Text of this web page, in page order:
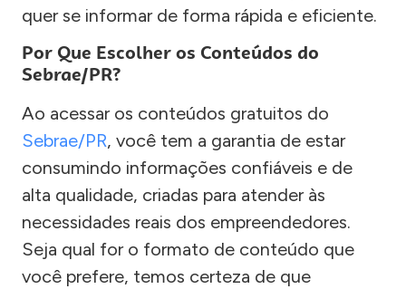
quer se informar de forma rápida e eficiente.
Por Que Escolher os Conteúdos do
Sebrae/PR?
Ao acessar os conteúdos gratuitos do
Sebrae/PR, você tem a garantia de estar
consumindo informações confiáveis e de
alta qualidade, criadas para atender às
necessidades reais dos empreendedores.
Seja qual for o formato de conteúdo que
você prefere, temos certeza de que